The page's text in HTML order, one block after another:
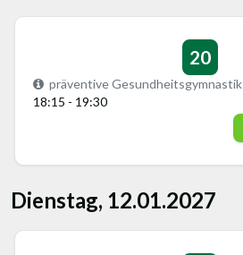
20
präventive Gesundheitsgymnastik
18:15 - 19:30
Dienstag, 12.01.2027